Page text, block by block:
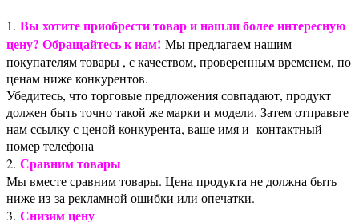
1. Вы хотите приобрести товар и нашли более интересную
цену? Обращайтесь к нам! Мы предлагаем нашим
покупателям товары , с качеством, проверенным временем, по
ценам ниже конкурентов.
Убедитесь, что торговые предложения совпадают, продукт
должен быть точно такой же марки и модели. Затем отправьте
нам ссылку с ценой конкурента, ваше имя и контактный
номер телефона
2. Сравним товары
Мы вместе сравним товары. Цена продукта не должна быть
ниже из-за рекламной ошибки или опечатки.
3. Снизим цену